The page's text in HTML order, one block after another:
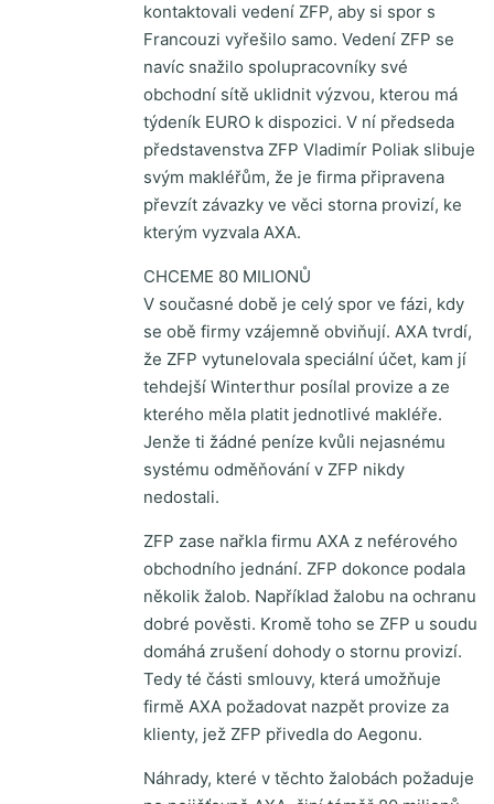
kontaktovali vedení ZFP, aby si spor s
Francouzi vyřešilo samo. Vedení ZFP se
navíc snažilo spolupracovníky své
obchodní sítě uklidnit výzvou, kterou má
týdeník EURO k dispozici. V ní předseda
představenstva ZFP Vladimír Poliak slibuje
svým makléřům, že je firma připravena
převzít závazky ve věci storna provizí, ke
kterým vyzvala AXA.
CHCEME 80 MILIONŮ
V současné době je celý spor ve fázi, kdy
se obě firmy vzájemně obviňují. AXA tvrdí,
že ZFP vytunelovala speciální účet, kam jí
tehdejší Winterthur posílal provize a ze
kterého měla platit jednotlivé makléře.
Jenže ti žádné peníze kvůli nejasnému
systému odměňování v ZFP nikdy
nedostali.
ZFP zase nařkla firmu AXA z neférového
obchodního jednání. ZFP dokonce podala
několik žalob. Například žalobu na ochranu
dobré pověsti. Kromě toho se ZFP u soudu
domáhá zrušení dohody o stornu provizí.
Tedy té části smlouvy, která umožňuje
firmě AXA požadovat nazpět provize za
klienty, jež ZFP přivedla do Aegonu.
Náhrady, které v těchto žalobách požaduje